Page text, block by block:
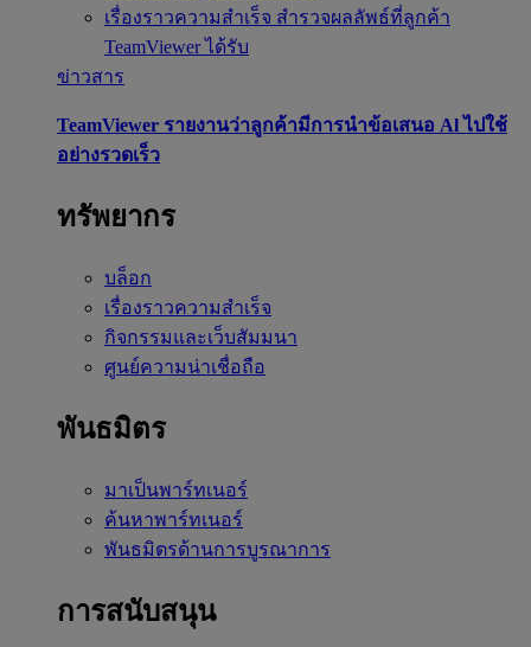
เรื่องราวความสำเร็จ สำรวจผลลัพธ์ที่ลูกค้า
TeamViewer ได้รับ
ข่าวสาร
TeamViewer รายงานว่าลูกค้ามีการนำข้อเสนอ Al ไปใช้
อย่างรวดเร็ว
ทรัพยากร
บล็อก
เรื่องราวความสำเร็จ
กิจกรรมและเว็บสัมมนา
ศูนย์ความน่าเชื่อถือ
พันธมิตร
มาเป็นพาร์ทเนอร์
ค้นหาพาร์ทเนอร์
พันธมิตรด้านการบูรณาการ
การสนับสนุน